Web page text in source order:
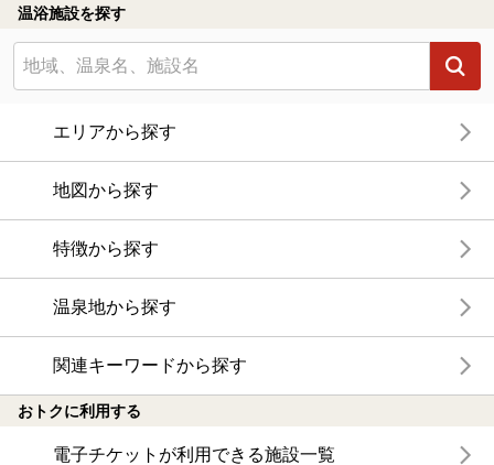
温浴施設を探す
エリアから探す
地図から探す
特徴から探す
温泉地から探す
関連キーワードから探す
おトクに利用する
電子チケットが利用できる施設一覧